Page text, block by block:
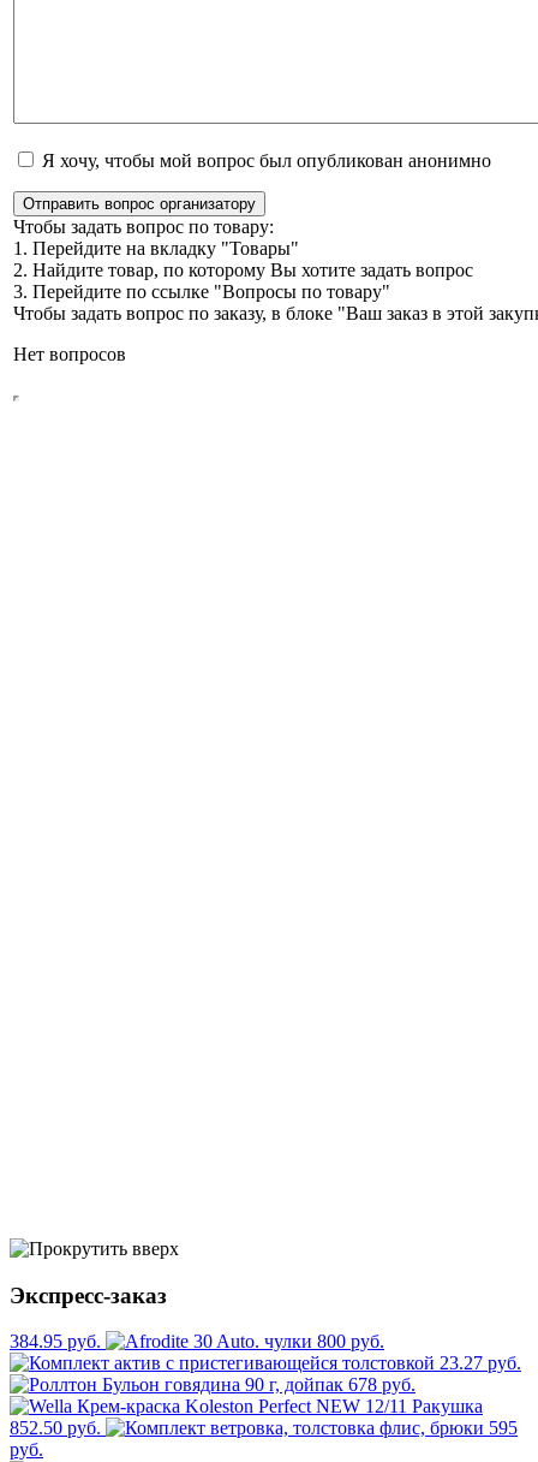
Я хочу, чтобы мой вопрос был опубликован анонимно
Отправить вопрос организатору
Чтобы задать вопрос по товару:
1. Перейдите на вкладку "Товары"
2. Найдите товар, по которому Вы хотите задать вопрос
3. Перейдите по ссылке "Вопросы по товару"
Чтобы задать вопрос по заказу, в блоке "Ваш заказ в этой
Нет вопросов
Экспресс-заказ
384.95 руб.
800 руб.
23.27 руб.
678 руб.
852.50 руб.
595
руб.